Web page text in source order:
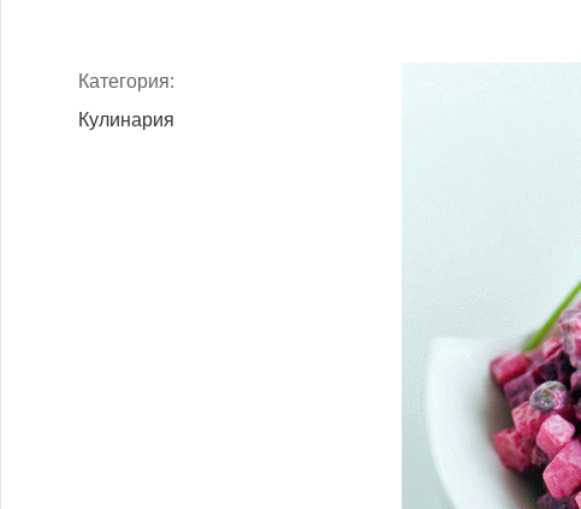
Категория:
Кулинария